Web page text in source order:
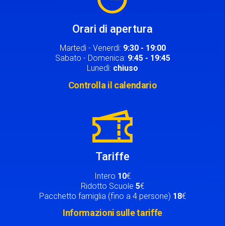
Orari di apertura
Martedì - Venerdì: 9:30 - 19:00
Sabato - Domenica: 9:45 - 19:45
Lunedì: chiuso
Controlla il calendario
Tariffe
Intero 10€
Ridotto Scuole 5€
Pacchetto famiglia (fino a 4 persone) 18€
Informazioni sulle tariffe